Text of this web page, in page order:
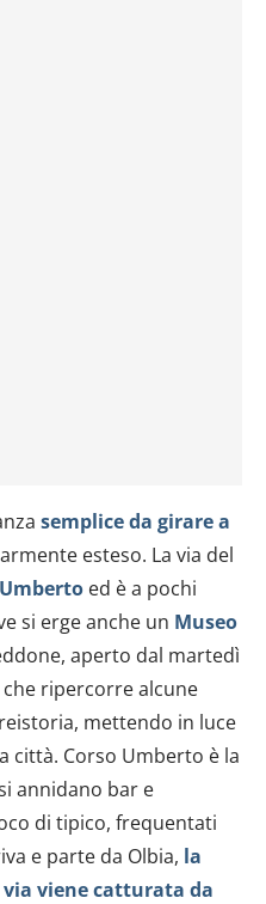
semplice da girare a
esteso. La via del
ed è a pochi
si erge anche un Museo
aperto dal martedì
che ripercorre alcune
mettendo in luce
città. Corso Umberto è la
annidano bar e
di tipico, frequentati
e parte da Olbia, la
viene catturata da